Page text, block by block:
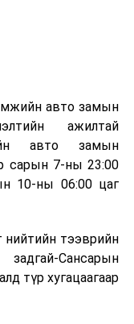
ашиглаж
шаталтын дараа
эрдсийг сэргээн
үйлдвэрээс
авах технологи
төвлөрсөн лаг
цахилгаан
авто замын
ажилтай
авто замын
сарын 7-ны 23:00
10-ны 06:00 цаг
нийтийн тээврийн
Сансарын
түр хугацаагаар